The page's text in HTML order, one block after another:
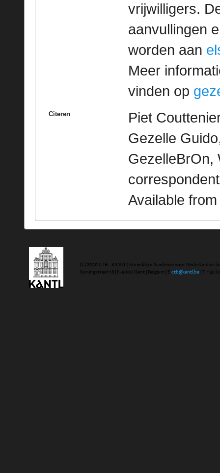
vrijwilligers.
aanvullingen
worden aan
Meer
vinden op
Citeren
Piet
Gezelle
GezelleBrOn,
Available
(C) 2020 CTB - KANTL | Koninklijke Academie voor Nederlandse
Koningstraat 18 | b-9000 Gent | Belgium | E ctb@kantl.be | T +32